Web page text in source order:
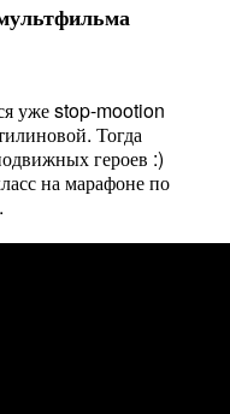
уже stop-mootion
Тогда
героев :)
на марафоне по